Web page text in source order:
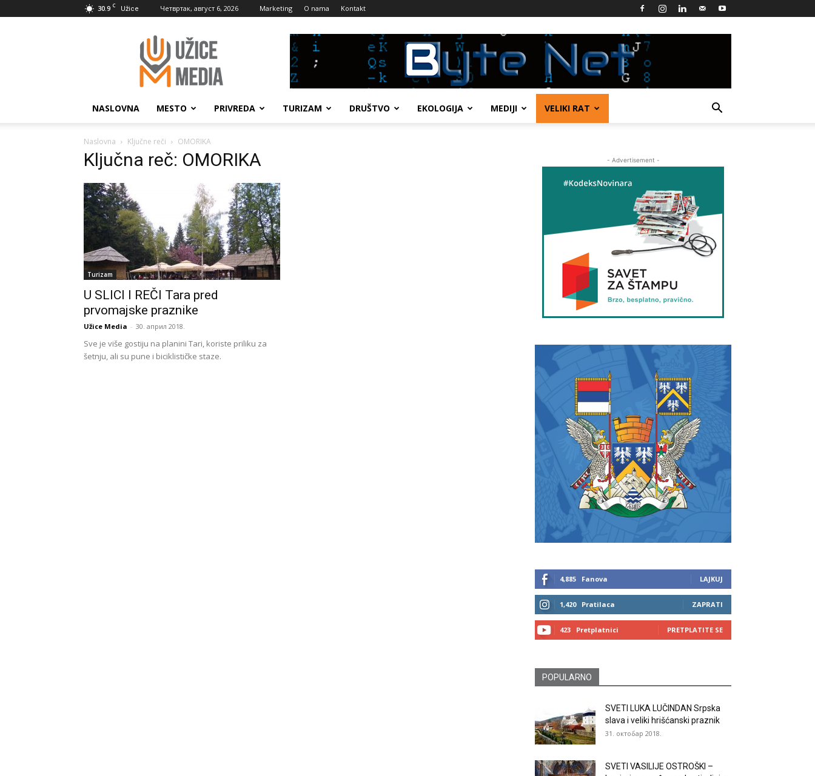
30.9 C Užice Четвртак, август 6, 2026 Marketing O nama Kontakt
UžiceMedia
NASLOVNA MESTO PRIVREDA TURIZAM DRUŠTVO EKOLOGIJA MEDIJI VELIKI RAT
Naslovna Ključne reči OMORIKA
Ključna reč: OMORIKA
Turizam
U SLICI I REČI Tara pred
prvomajske praznike
Užice Media - 30. април 2018.
Sve je više gostiju na planini Tari, koriste priliku za
šetnju, ali su pune i biciklističke staze.
- Advertisement -
4,885 Fanova LAJKUJ
1,420 Pratilaca ZAPRATI
423 Pretplatnici PRETPLATITE SE
POPULARNO
SVETI LUKA LUČINDAN Srpska
slava i veliki hrišćanski praznik
31. октобар 2018.
SVETI VASILIJE OSTROŠKI –